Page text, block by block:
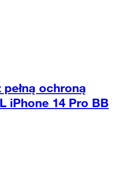
ochroną
iPhone 14 Pro BB